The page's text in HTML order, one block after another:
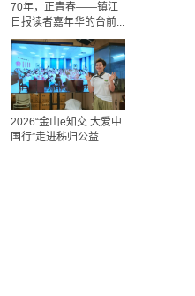
70年，正青春——镇江
日报读者嘉年华的台前...
2026“金山e知交 大爱中
国行”走进秭归公益...